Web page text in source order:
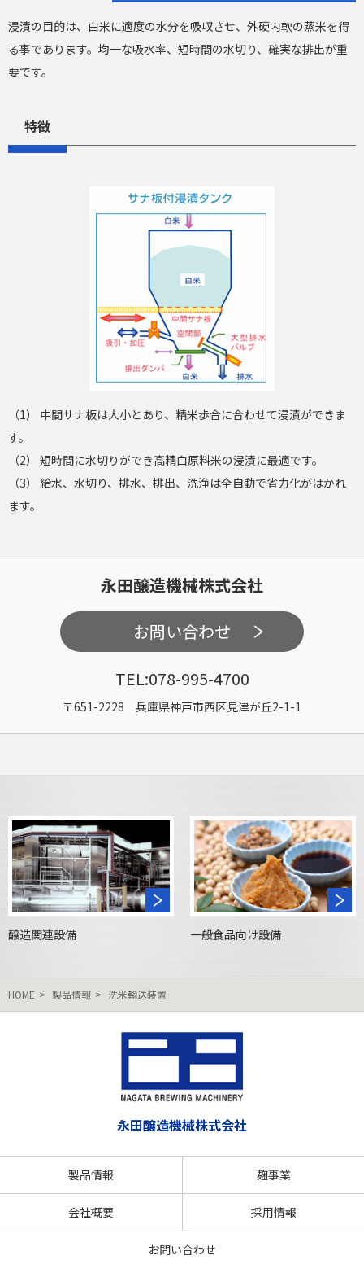
浸漬の目的は、白米に適度の水分を吸収させ、外硬内軟の蒸米を得
る事であります。均一な吸水率、短時間の水切り、確実な排出が重
要です。
特徴
（1） 中間サナ板は大小とあり、精米歩合に合わせて浸漬ができま
す。
（2） 短時間に水切りができ高精白原料米の浸漬に最適です。
（3） 給水、水切り、排水、排出、洗浄は全自動で省力化がはかれ
ます。
永田醸造機械株式会社
お問い合わせ
TEL:078-995-4700
〒651-2228 兵庫県神戸市西区見津が丘2-1-1
醸造関連設備 一般食品向け設備
HOME 製品情報 洗米輸送装置
永田醸造機械株式会社
製品情報 麹事業
会社概要 採用情報
お問い合わせ